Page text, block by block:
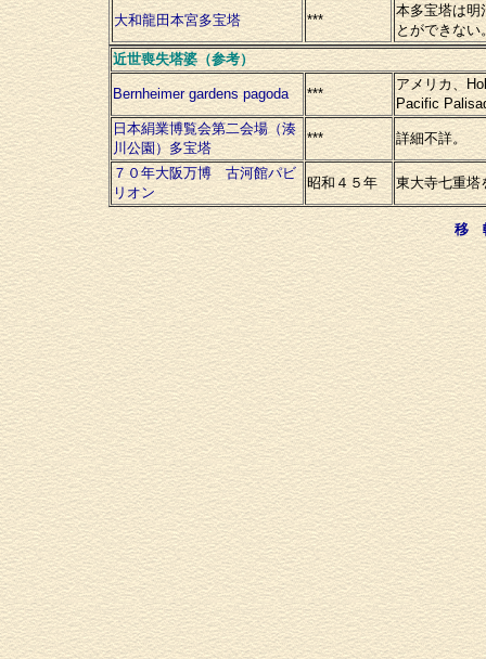
大和龍田本宮多宝塔 ***
本多宝塔は明
とができない
近世喪失塔婆（参考）
Bernheimer gardens pagoda ***
アメリカ、
Pacific
日本絹業博覧会第二会場（湊
川公園）多宝塔
*** 詳細不詳。
７０年大阪万博 古河館パビ
リオン
昭和４５年 東大寺七重塔
移